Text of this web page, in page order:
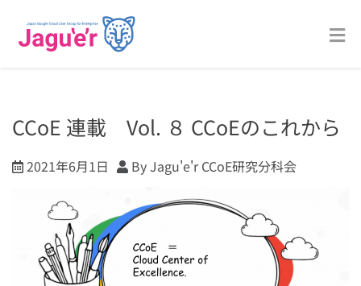
CCoE 連載 Vol. ８ CCoEのこれから
2021年6月1日 By Jagu'e'r CCoE研究分科会